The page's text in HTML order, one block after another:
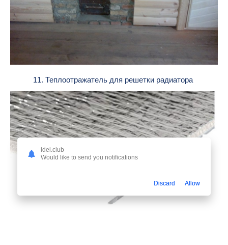
11. Теплоотражатель для решетки радиатора
idei.club
Would like to send you notifications
Discard Allow